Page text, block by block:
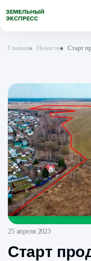
Главная● Новости● Старт
25 апреля 2023
Старт